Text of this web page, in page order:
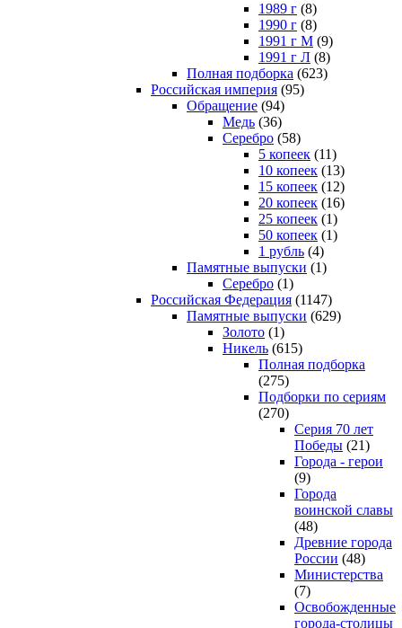
1989 г (8)
1990 г (8)
1991 г М (9)
1991 г Л (8)
Полная подборка (623)
Российская империя (95)
Обращение (94)
Медь (36)
Серебро (58)
5 копеек (11)
10 копеек (13)
15 копеек (12)
20 копеек (16)
25 копеек (1)
50 копеек (1)
1 рубль (4)
Памятные выпуски (1)
Серебро (1)
Российская Федерация (1147)
Памятные выпуски (629)
Золото (1)
Никель (615)
Полная подборка
(275)
Подборки по сериям
(270)
Серия 70 лет
Победы (21)
Города - герои
(9)
Города
воинской славы
(48)
Древние города
России (48)
Министерства
(7)
Освобожденные
города-столицы